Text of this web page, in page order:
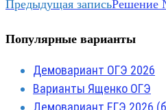
Предыдущая записьРешение
Популярные варианты
Демовариант ОГЭ 2026
Варианты Ященко ОГЭ
Демовариант ЕГЭ 2026